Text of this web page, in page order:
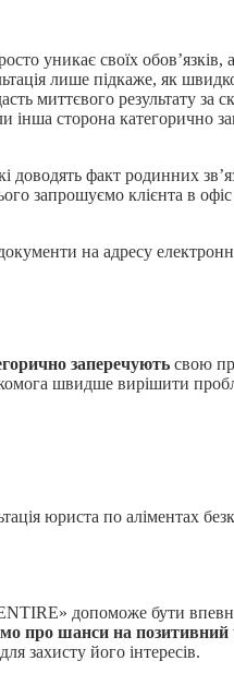
уникає своїх обов’язків,
лише підкаже, як
миттєвого результату за
сторона категорично
доводять факт родинних
запрошуємо клієнта в
на адресу
заперечують свою
швидше вирішити
юриста по аліментах
допоможе бути
про шанси на
захисту його інтересів.